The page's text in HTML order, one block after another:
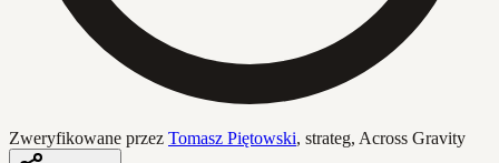
Zweryfikowane przez Tomasz Piętowski, strateg, Across Gravity